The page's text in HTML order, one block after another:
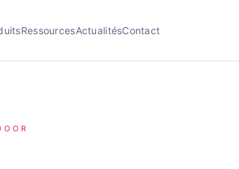
RessourcesActualitésContact